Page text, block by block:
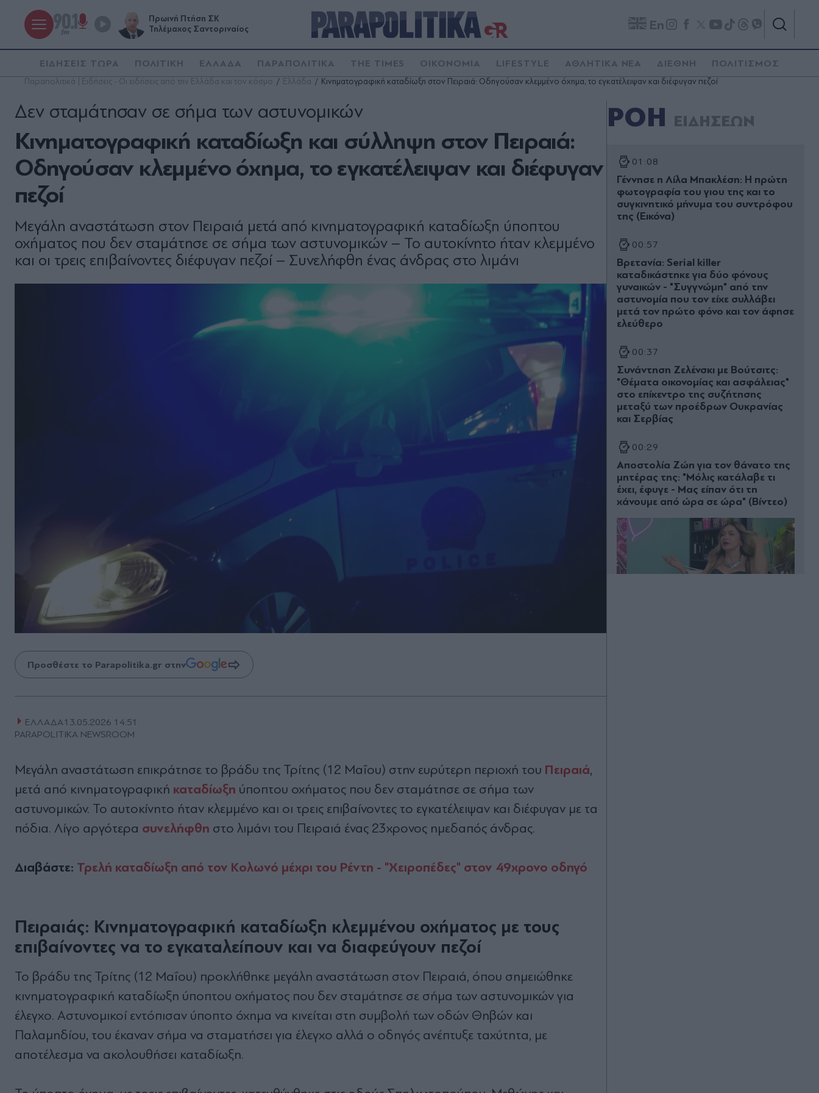
Πρωινή Πτήση ΣΚ
Τηλέμαχος Σαντοριναίος
En
ΕΙΔΗΣΕΙΣ ΤΩΡΑ ΠΟΛΙΤΙΚΗ ΕΛΛΑΔΑ ΠΑΡΑΠΟΛΙΤΙΚΑ THE TIMES ΟΙΚΟΝΟΜΙΑ LIFESTYLE ΑΘΛΗΤΙΚΑ ΝΕΑ ΔΙΕΘΝΗ ΠΟΛΙΤΙΣΜΟΣ
Παραπολιτικά | Ειδήσεις - Οι ειδήσεις από την Ελλάδα και τον κόσμο Ελλάδα Κινηματογραφική καταδίωξη στον Πειραιά: Οδηγούσαν κλεμμένο όχημα, το εγκατέλειψαν και διέφυγαν πεζοί
Κινηματογραφική καταδίωξη και σύλληψη στον Πειραιά:
Οδηγούσαν κλεμμένο όχημα, το εγκατέλειψαν και διέφυγαν
πεζοί
Δεν σταμάτησαν σε σήμα των αστυνομικών
Μεγάλη αναστάτωση στον Πειραιά μετά από κινηματογραφική καταδίωξη ύποπτου
οχήματος που δεν σταμάτησε σε σήμα των αστυνομικών – Το αυτοκίνητο ήταν κλεμμένο
και οι τρεις επιβαίνοντες διέφυγαν πεζοί – Συνελήφθη ένας άνδρας στο λιμάνι
Προσθέστε το Parapolitika.gr στην
ΕΛΛΑΔΑ13.05.2026 14:51
PARAPOLITIKA NEWSROOM
Μεγάλη αναστάτωση επικράτησε το βράδυ της Τρίτης (12 Μαΐου) στην ευρύτερη περιοχή του Πειραιά,
μετά από κινηματογραφική καταδίωξη ύποπτου οχήματος που δεν σταμάτησε σε σήμα των
αστυνομικών. Το αυτοκίνητο ήταν κλεμμένο και οι τρεις επιβαίνοντες το εγκατέλειψαν και διέφυγαν με τα
πόδια. Λίγο αργότερα συνελήφθη στο λιμάνι του Πειραιά ένας 23χρονος ημεδαπός άνδρας.
Διαβάστε: Τρελή καταδίωξη από τον Κολωνό μέχρι του Ρέντη - "Χειροπέδες" στον 49χρονο οδηγό
Πειραιάς: Κινηματογραφική καταδίωξη κλεμμένου οχήματος με τους
επιβαίνοντες να το εγκαταλείπουν και να διαφεύγουν πεζοί
Το βράδυ της Τρίτης (12 Μαΐου) προκλήθηκε μεγάλη αναστάτωση στον Πειραιά, όπου σημειώθηκε
κινηματογραφική καταδίωξη ύποπτου οχήματος που δεν σταμάτησε σε σήμα των αστυνομικών για
έλεγχο. Αστυνομικοί εντόπισαν ύποπτο όχημα να κινείται στη συμβολή των οδών Θηβών και
Παλαμηδίου, του έκαναν σήμα να σταματήσει για έλεγχο αλλά ο οδηγός ανέπτυξε ταχύτητα, με
αποτέλεσμα να ακολουθήσει καταδίωξη.
ΡΟΗ ΕΙΔΗΣΕΩΝ
01:08
Γέννησε η Λίλα Μπακλέση: Η πρώτη
φωτογραφία του γιου της και το
συγκινητικό μήνυμα του συντρόφου
της (Εικόνα)
00:57
Βρετανία: Serial killer
καταδικάστηκε για δύο φόνους
γυναικών - "Συγγνώμη" από την
αστυνομία που τον είχε συλλάβει
μετά τον πρώτο φόνο και τον άφησε
ελεύθερο
00:37
Συνάντηση Ζελένσκι με Βούτσιτς:
"Θέματα οικονομίας και ασφάλειας"
στο επίκεντρο της συζήτησης
μεταξύ των προέδρων Ουκρανίας
και Σερβίας
00:29
Αποστολία Ζώη για τον θάνατο της
μητέρας της: "Μόλις κατάλαβε τι
έχει, έφυγε - Μας είπαν ότι τη
χάνουμε από ώρα σε ώρα" (Βίντεο)